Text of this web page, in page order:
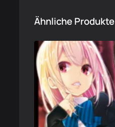
Ähnliche Produkte